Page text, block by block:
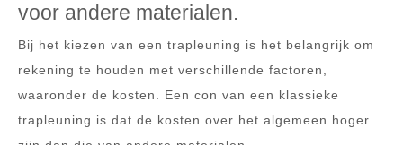
voor andere materialen.
Bij het kiezen van een trapleuning is het belangrijk om
rekening te houden met verschillende factoren,
waaronder de kosten. Een con van een klassieke
trapleuning is dat de kosten over het algemeen hoger